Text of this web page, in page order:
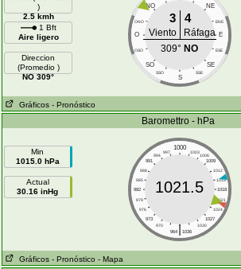
)
2.5 kmh
1 Bft
Aire ligero
Direccion
(Promedio )
NO 309°
NO NE
ONO ENE
O E
OSO ESE
SO SE
SSO SSE
S
3 4
Viento
Ráfaga
309° NO
Gráficos - Pronóstico
Baromettro - hPa
Min
1015.0 hPa
Actual
30.16 inHg
1000
997 1003
994
1006
991
1009
988
1012
985
1015
982
1018
979
1021
976
1024
973
1027
970
1030
|
964 1036
1021.5
Gráficos - Pronóstico - Mapa